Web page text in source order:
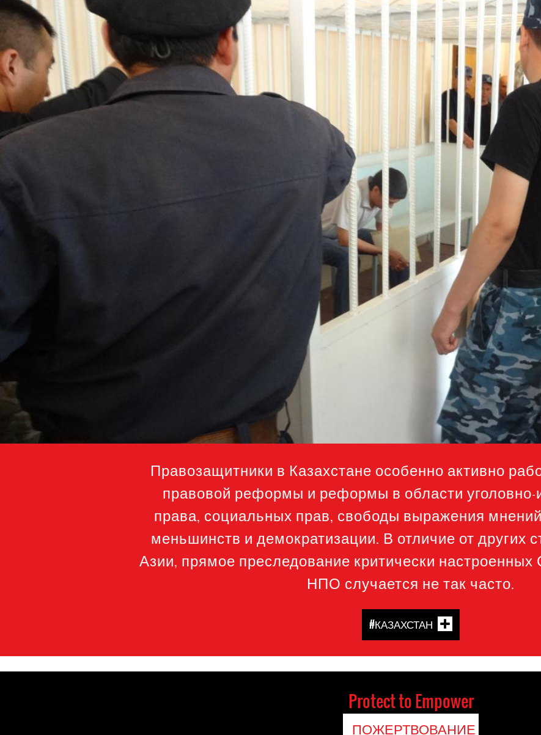
#Kazakhstan-
general-
context.jpeg
Правозащитники в Казахстане особенно активно
правовой реформы и реформы в области уголовно-
права, социальных прав, свободы выражения
меньшинств и демократизации. В отличие от других
Азии, прямое преследование критически
НПО случается не так часто.
#КАЗАХСТАН
Protect to Empower
ПОЖЕРТВОВАНИЕ